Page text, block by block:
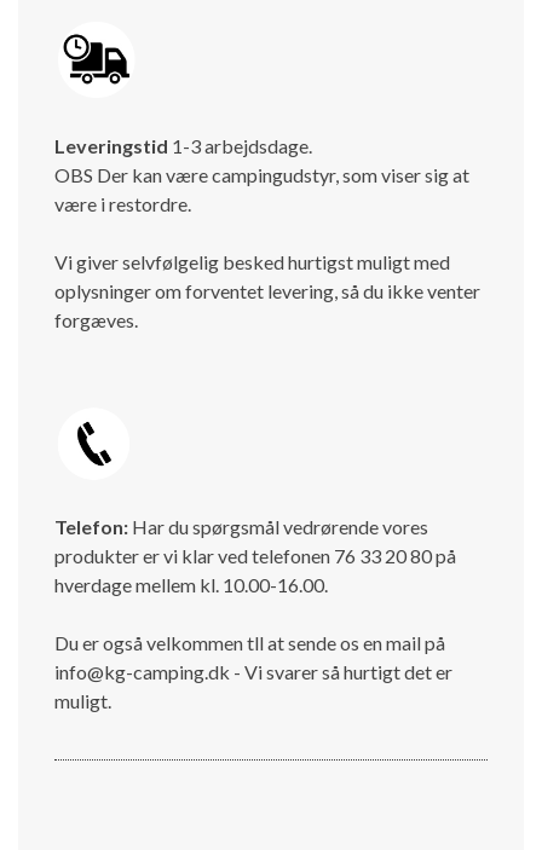
Leveringstid 1-3 arbejdsdage.
OBS Der kan være campingudstyr, som viser sig at
være i restordre.
Vi giver selvfølgelig besked hurtigst muligt med
oplysninger om forventet levering, så du ikke venter
forgæves.
Telefon: Har du spørgsmål vedrørende vores
produkter er vi klar ved telefonen 76 33 20 80 på
hverdage mellem kl. 10.00-16.00.
Du er også velkommen tll at sende os en mail på
info@kg-camping.dk - Vi svarer så hurtigt det er
muligt.